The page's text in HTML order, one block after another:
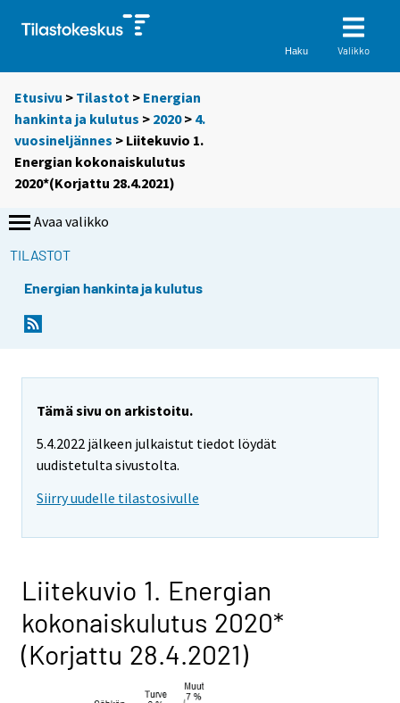
Haku Valikko
Etusivu > Tilastot > Energian
hankinta ja kulutus > 2020> 4.
vuosineljännes > Liitekuvio 1.
Energian kokonaiskulutus
2020*(Korjattu 28.4.2021)
Avaa valikko
TILASTOT
Energian hankinta ja kulutus
Tämä sivu on arkistoitu.
5.4.2022 jälkeen julkaistut tiedot löydät
uudistetulta sivustolta.
Siirry uudelle tilastosivulle
Liitekuvio 1. Energian
kokonaiskulutus 2020*
(Korjattu 28.4.2021)